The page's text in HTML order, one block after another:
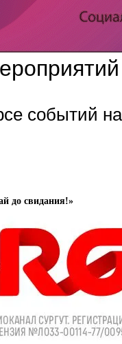
событий
до свидания!»